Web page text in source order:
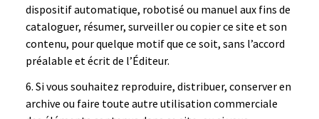
dispositif automatique, robotisé ou manuel aux fins de
cataloguer, résumer, surveiller ou copier ce site et son
contenu, pour quelque motif que ce soit, sans l’accord
préalable et écrit de l’Éditeur.
Si vous souhaitez reproduire, distribuer, conserver en
archive ou faire toute autre utilisation commerciale